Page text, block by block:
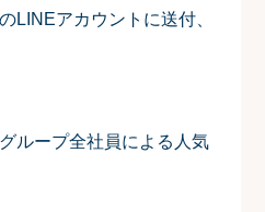
LINEアカウントに送付、
ループ全社員による人気